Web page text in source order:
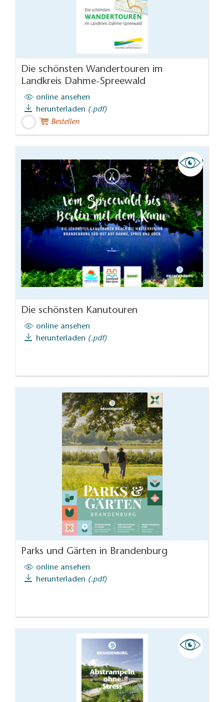
Die schönsten Wandertouren im
Landkreis Dahme-Spreewald
online ansehen
herunterladen (.pdf)
Bestellen
Die schönsten Kanutouren
online ansehen
herunterladen (.pdf)
Parks und Gärten in Brandenburg
online ansehen
herunterladen (.pdf)